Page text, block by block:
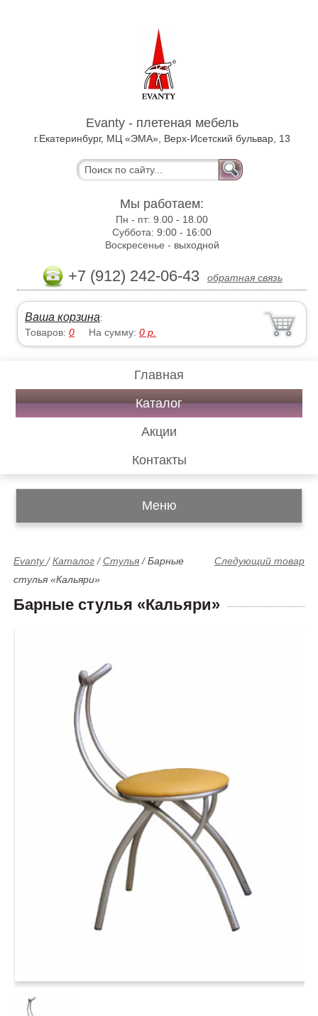
Evanty - плетеная мебель
г.Екатеринбург, МЦ «ЭМА», Верх-Исетский бульвар, 13
Мы работаем:
Пн - пт:9.00 - 18.00
Суббота:9:00 - 16:00
Воскресенье - выходной
+7 (912) 242-06-43 обратная связь
Ваша корзина:
Товаров:0 На сумму:0 р.
Главная
Каталог
Акции
Контакты
Меню
Следующий товар
Evanty/Каталог /Стулья /Барные
стулья «Кальяри»
Барные стулья «Кальяри»